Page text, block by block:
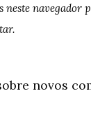
neste navegador
novos